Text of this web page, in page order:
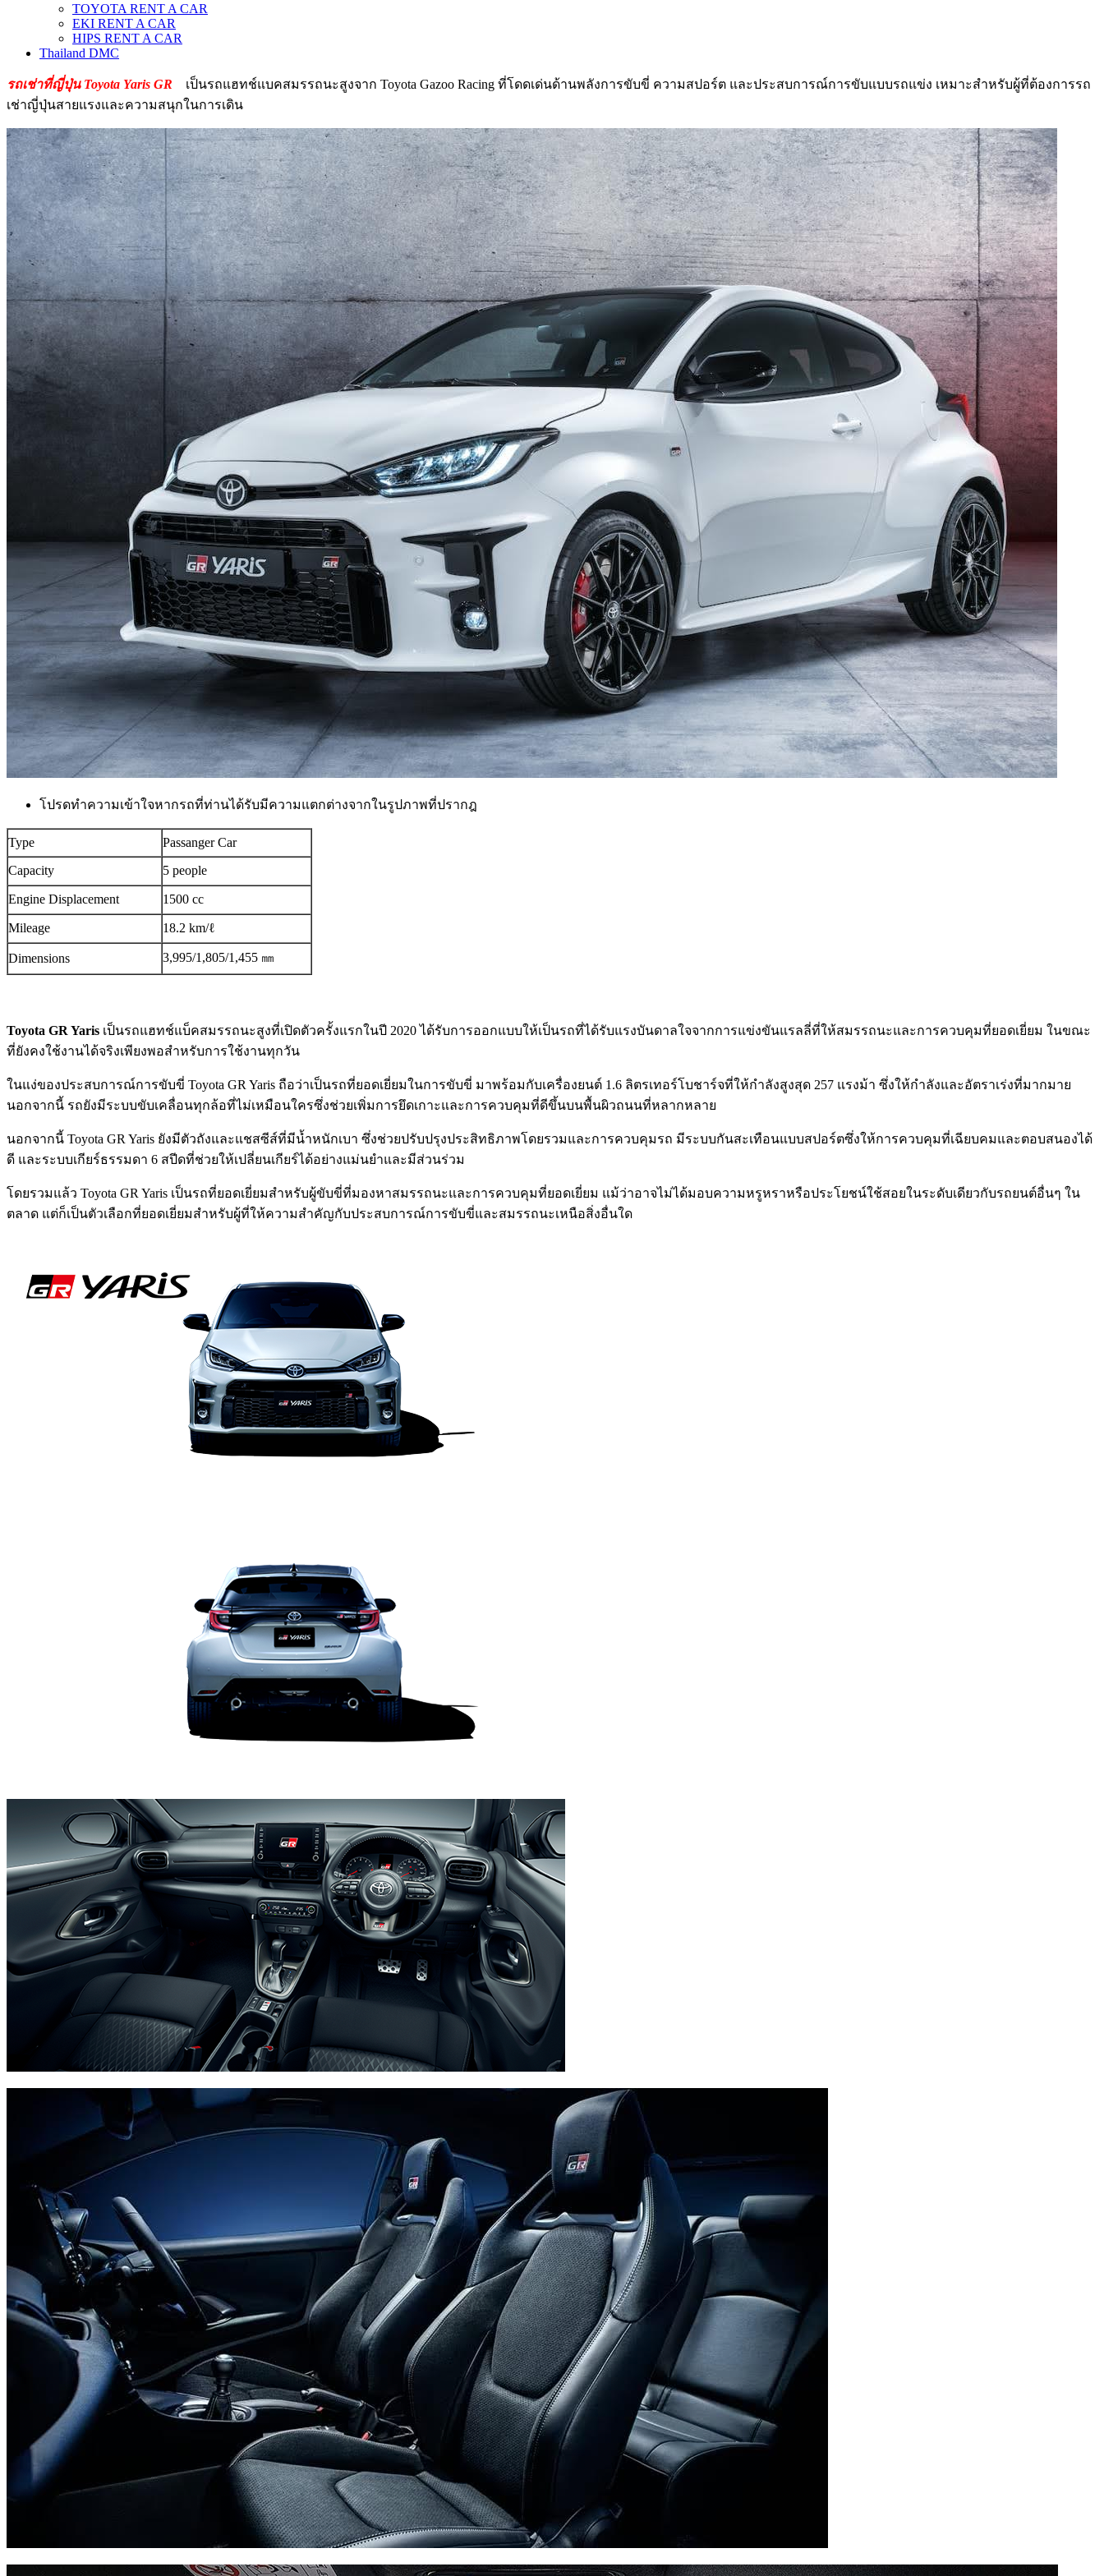
TOYOTA RENT A CAR
EKI RENT A CAR
HIPS RENT A CAR
Thailand DMC
รถเช่าที่ญี่ปุ่น Toyota Yaris GR เป็นรถแฮทช์แบคสมรรถนะสูงจาก Toyota Gazoo Racing ที่โดดเด่นด้านพลังการขับขี่ ความสปอร์ต และประสบการณ์การขับแบบรถแข่ง เหมาะสำหรับผู้ที่ต้องการรถ
เช่าญี่ปุ่นสายแรงและความสนุกในการเดิน
โปรดทำความเข้าใจหากรถที่ท่านได้รับมีความแตกต่างจากในรูปภาพที่ปรากฎ
Type
Passanger Car
Capacity
5 people
Engine Displacement 1500 cc
Mileage 18.2 km/ℓ
Dimensions 3,995/1,805/1,455 ㎜
Toyota GR Yaris เป็นรถแฮทช์แบ็คสมรรถนะสูงที่เปิดตัวครั้งแรกในปี 2020 ได้รับการออกแบบให้เป็นรถที่ได้รับแรงบันดาลใจจากการแข่งขันแรลลี่ที่ให้สมรรถนะและการควบคุมที่ยอดเยี่ยม ในขณะ
ที่ยังคงใช้งานได้จริงเพียงพอสำหรับการใช้งานทุกวัน
ในแง่ของประสบการณ์การขับขี่ Toyota GR Yaris ถือว่าเป็นรถที่ยอดเยี่ยมในการขับขี่ มาพร้อมกับเครื่องยนต์ 1.6 ลิตรเทอร์โบชาร์จที่ให้กำลังสูงสุด 257 แรงม้า ซึ่งให้กำลังและอัตราเร่งที่มากมาย
นอกจากนี้ รถยังมีระบบขับเคลื่อนทุกล้อที่ไม่เหมือนใครซึ่งช่วยเพิ่มการยึดเกาะและการควบคุมที่ดีขึ้นบนพื้นผิวถนนที่หลากหลาย
นอกจากนี้ Toyota GR Yaris ยังมีตัวถังและแชสซีส์ที่มีน้ำหนักเบา ซึ่งช่วยปรับปรุงประสิทธิภาพโดยรวมและการควบคุมรถ มีระบบกันสะเทือนแบบสปอร์ตซึ่งให้การควบคุมที่เฉียบคมและตอบสนองได้
ดี และระบบเกียร์ธรรมดา 6 สปีดที่ช่วยให้เปลี่ยนเกียร์ได้อย่างแม่นยำและมีส่วนร่วม
โดยรวมแล้ว Toyota GR Yaris เป็นรถที่ยอดเยี่ยมสำหรับผู้ขับขี่ที่มองหาสมรรถนะและการควบคุมที่ยอดเยี่ยม แม้ว่าอาจไม่ได้มอบความหรูหราหรือประโยชน์ใช้สอยในระดับเดียวกับรถยนต์อื่นๆ ใน
ตลาด แต่ก็เป็นตัวเลือกที่ยอดเยี่ยมสำหรับผู้ที่ให้ความสำคัญกับประสบการณ์การขับขี่และสมรรถนะเหนือสิ่งอื่นใด